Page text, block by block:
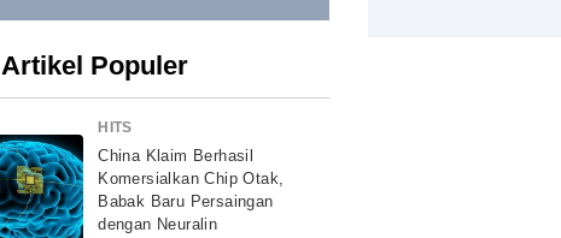
Artikel Populer
HITS
China Klaim Berhasil
Komersialkan Chip Otak,
Babak Baru Persaingan
dengan Neuralin